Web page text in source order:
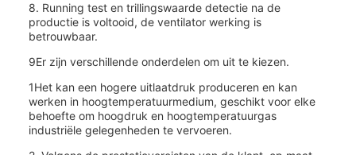
8. Running test en trillingswaarde detectie na de
productie is voltooid, de ventilator werking is
betrouwbaar.
9Er zijn verschillende onderdelen om uit te kiezen.
1Het kan een hogere uitlaatdruk produceren en kan
werken in hoogtemperatuurmedium, geschikt voor elke
behoefte om hoogdruk en hoogtemperatuurgas
industriële gelegenheden te vervoeren.